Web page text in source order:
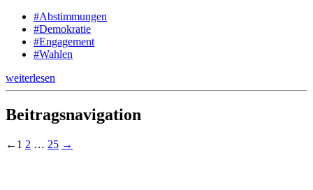
#Abstimmungen
#Demokratie
#Engagement
#Wahlen
weiterlesen
Beitragsnavigation
← 1 2 … 25 →